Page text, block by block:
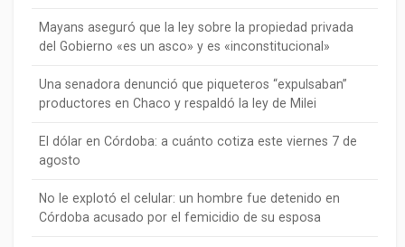
Mayans aseguró que la ley sobre la propiedad privada
del Gobierno «es un asco» y es «inconstitucional»
Una senadora denunció que piqueteros “expulsaban”
productores en Chaco y respaldó la ley de Milei
El dólar en Córdoba: a cuánto cotiza este viernes 7 de
agosto
No le explotó el celular: un hombre fue detenido en
Córdoba acusado por el femicidio de su esposa